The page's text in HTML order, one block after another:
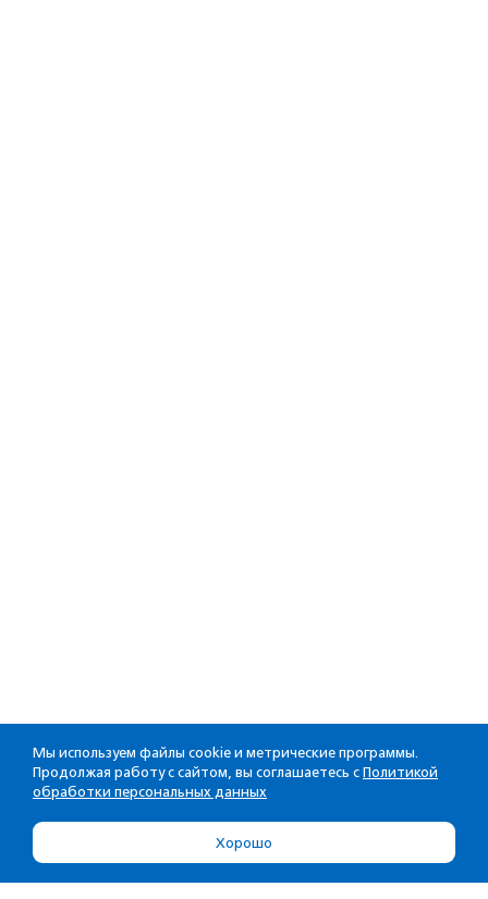
Мы используем файлы cookie и метрические программы.
Продолжая работу с сайтом, вы соглашаетесь с Политикой
обработки персональных данных
Хорошо